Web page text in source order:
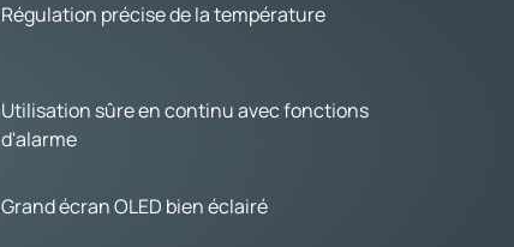
Régulation précise de la température
Utilisation sûre en continu avec fonctions
d'alarme
Grand écran OLED bien éclairé